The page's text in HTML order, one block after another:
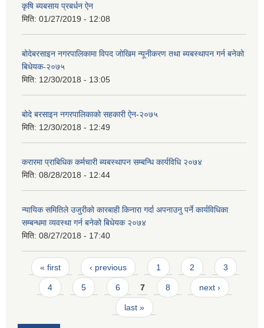
कृषि ब्यबसाय प्रबर्धन ऐन
मिति: 01/27/2019 - 12:08
बोदेबरसाइन नगरपालिकामा विपद जोखिम न्यूनीकरण तथा ब्यबस्थापन गर्न बनेको
बिधेयक-२०७५
मिति: 12/30/2018 - 13:05
बोदे बरसाइन नगरपालिकाको सहकारी ऐन-२०७५
मिति: 12/30/2018 - 12:49
करारमा प्राबिधिक कर्मचारी ब्यबस्थापन सम्बन्धि कार्यविधि २०७४
मिति: 08/28/2018 - 12:44
न्यायिक समितिले उजुरीको कारबाही किनारा गर्दा अपनाउनु पर्ने कार्यविधिका
सम्बन्धमा व्यवस्था गर्न बनेको बिधेयक २०७४
मिति: 08/27/2018 - 17:40
Pages
« first ‹ previous 1 2 3
4 5 6 7 8 next ›
last »